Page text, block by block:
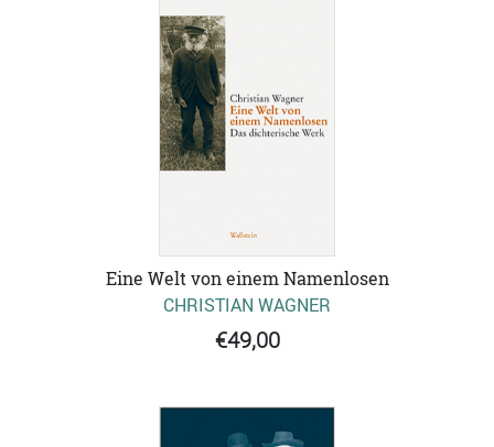
Eine Welt von einem Namenlosen
CHRISTIAN WAGNER
€49,00